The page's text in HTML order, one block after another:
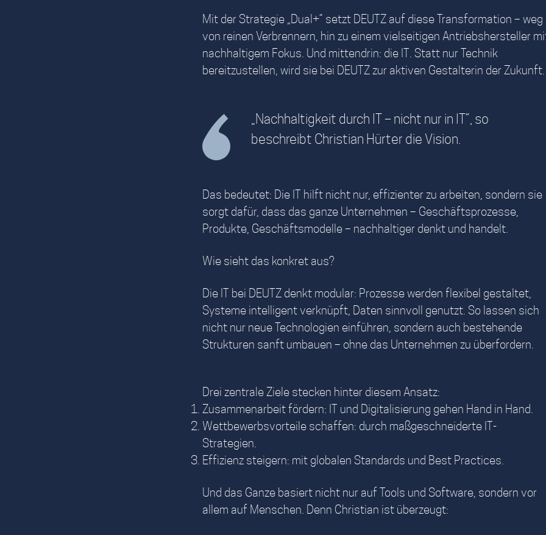
Mit der Strategie „Dual+“ setzt DEUTZ auf diese Transformation – weg
von reinen Verbrennern, hin zu einem vielseitigen Antriebshersteller
nachhaltigem Fokus. Und mittendrin: die IT. Statt nur Technik
bereitzustellen, wird sie bei DEUTZ zur aktiven Gestalterin der Zukunft.
„Nachhaltigkeit durch IT – nicht nur in IT“, so
beschreibt Christian Hürter die Vision.
Das bedeutet: Die IT hilft nicht nur, effizienter zu arbeiten, sondern sie
sorgt dafür, dass das ganze Unternehmen – Geschäftsprozesse,
Produkte, Geschäftsmodelle – nachhaltiger denkt und handelt.
Wie sieht das konkret aus?
Die IT bei DEUTZ denkt modular: Prozesse werden flexibel gestaltet,
Systeme intelligent verknüpft, Daten sinnvoll genutzt. So lassen sich
nicht nur neue Technologien einführen, sondern auch bestehende
Strukturen sanft umbauen – ohne das Unternehmen zu überfordern.
Drei zentrale Ziele stecken hinter diesem Ansatz:
Zusammenarbeit fördern: IT und Digitalisierung gehen Hand in Hand.
Wettbewerbsvorteile schaffen: durch maßgeschneiderte IT-
Strategien.
Effizienz steigern: mit globalen Standards und Best Practices.
Und das Ganze basiert nicht nur auf Tools und Software, sondern vor
allem auf Menschen. Denn Christian ist überzeugt: